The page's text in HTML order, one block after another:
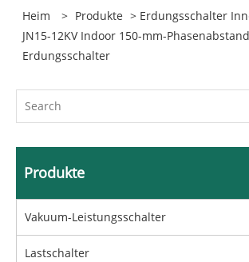
Heim > Produkte > Erdungsschalter
JN15-12KV Indoor 150-mm-Phasenabstand
Erdungsschalter
Produkte
Vakuum-Leistungsschalter
Lastschalter